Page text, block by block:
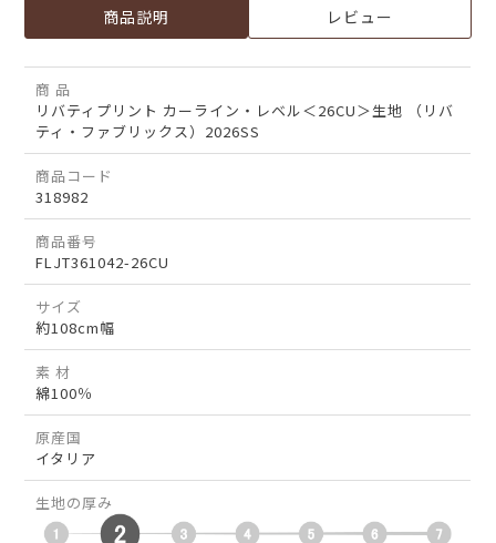
商品説明 レビュー
商 品
リバティプリント カーライン・レベル＜26CU＞生地 （リバ
ティ・ファブリックス）2026SS
商品コード
318982
商品番号
FLJT361042-26CU
サイズ
約108cm幅
素 材
綿100％
原産国
イタリア
生地の厚み